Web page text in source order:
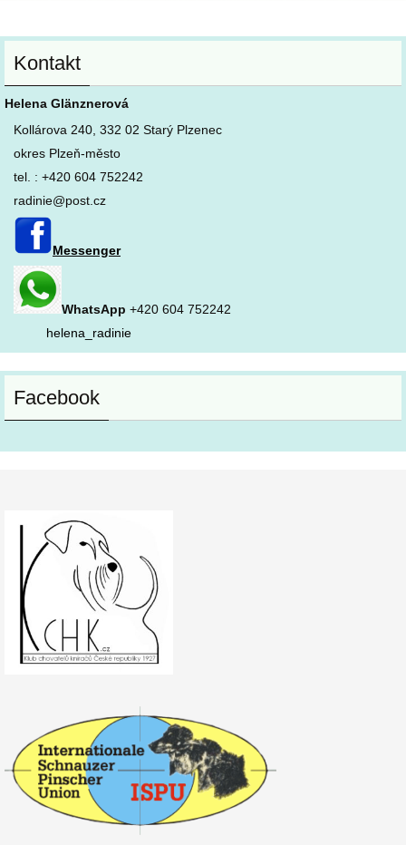
Kontakt
Helena Glänznerová
Kollárova 240, 332 02 Starý Plzenec
okres Plzeň-město
tel. : +420 604 752242
radinie@post.cz
Messenger
WhatsApp +420 604 752242
helena_radinie
Facebook